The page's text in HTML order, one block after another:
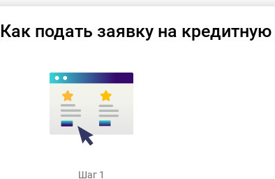
Как подать заявку на
Шаг 1